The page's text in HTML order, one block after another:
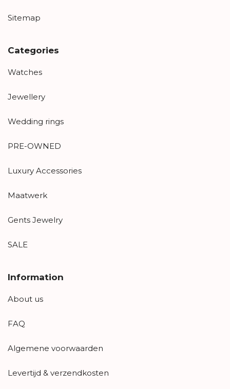
Sitemap
Categories
Watches
Jewellery
Wedding rings
PRE-OWNED
Luxury Accessories
Maatwerk
Gents Jewelry
SALE
Information
About us
FAQ
Algemene voorwaarden
Levertijd & verzendkosten